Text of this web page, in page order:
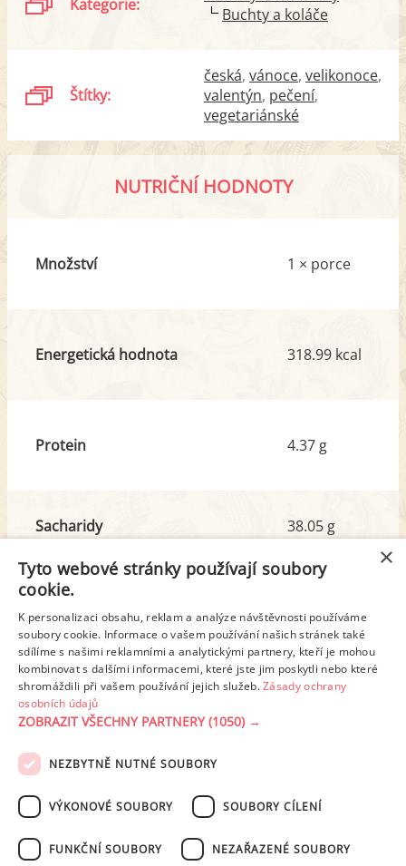
Kategorie:
Buchty a koláče
Štítky:
česká vánoce velikonoce
valentýn pečení
vegetariánské
NUTRIČNÍ HODNOTY
Množství 1 × porce
Energetická hodnota 318.99 kcal
Protein 4.37 g
Sacharidy
z toho cukr
38.05 g
23.00 g
Tuk
z toho nas. mastné kyseliny
16.79 g
9.07 g
Detailní rozpis
PODMÍNKY UŽITÍ ZÁSADY OCHRANY OSOBNÍCH ÚDAJŮ
NASTAVENÍ COOKIES
×
Tyto webové stránky používají soubory
cookie.
K personalizaci obsahu, reklam a analýze návštěvnosti používáme
soubory cookie. Informace o vašem používání našich stránek také
sdílíme s našimi reklamními a analytickými partnery, kteří je mohou
kombinovat s dalšími informacemi, které jste jim poskytli nebo které
shromáždili při vašem používání jejich služeb.Zásady ochrany
osobních údajů
ZOBRAZIT VŠECHNY PARTNERY(1050) →
NEZBYTNĚ NUTNÉ SOUBORY
VÝKONOVÉ SOUBORY SOUBORY CÍLENÍ
FUNKČNÍ SOUBORY NEZAŘAZENÉ SOUBORY